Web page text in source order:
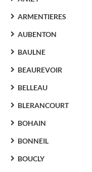
ARMENTIERES
AUBENTON
BAULNE
BEAUREVOIR
BELLEAU
BLERANCOURT
BOHAIN
BONNEIL
BOUCLY